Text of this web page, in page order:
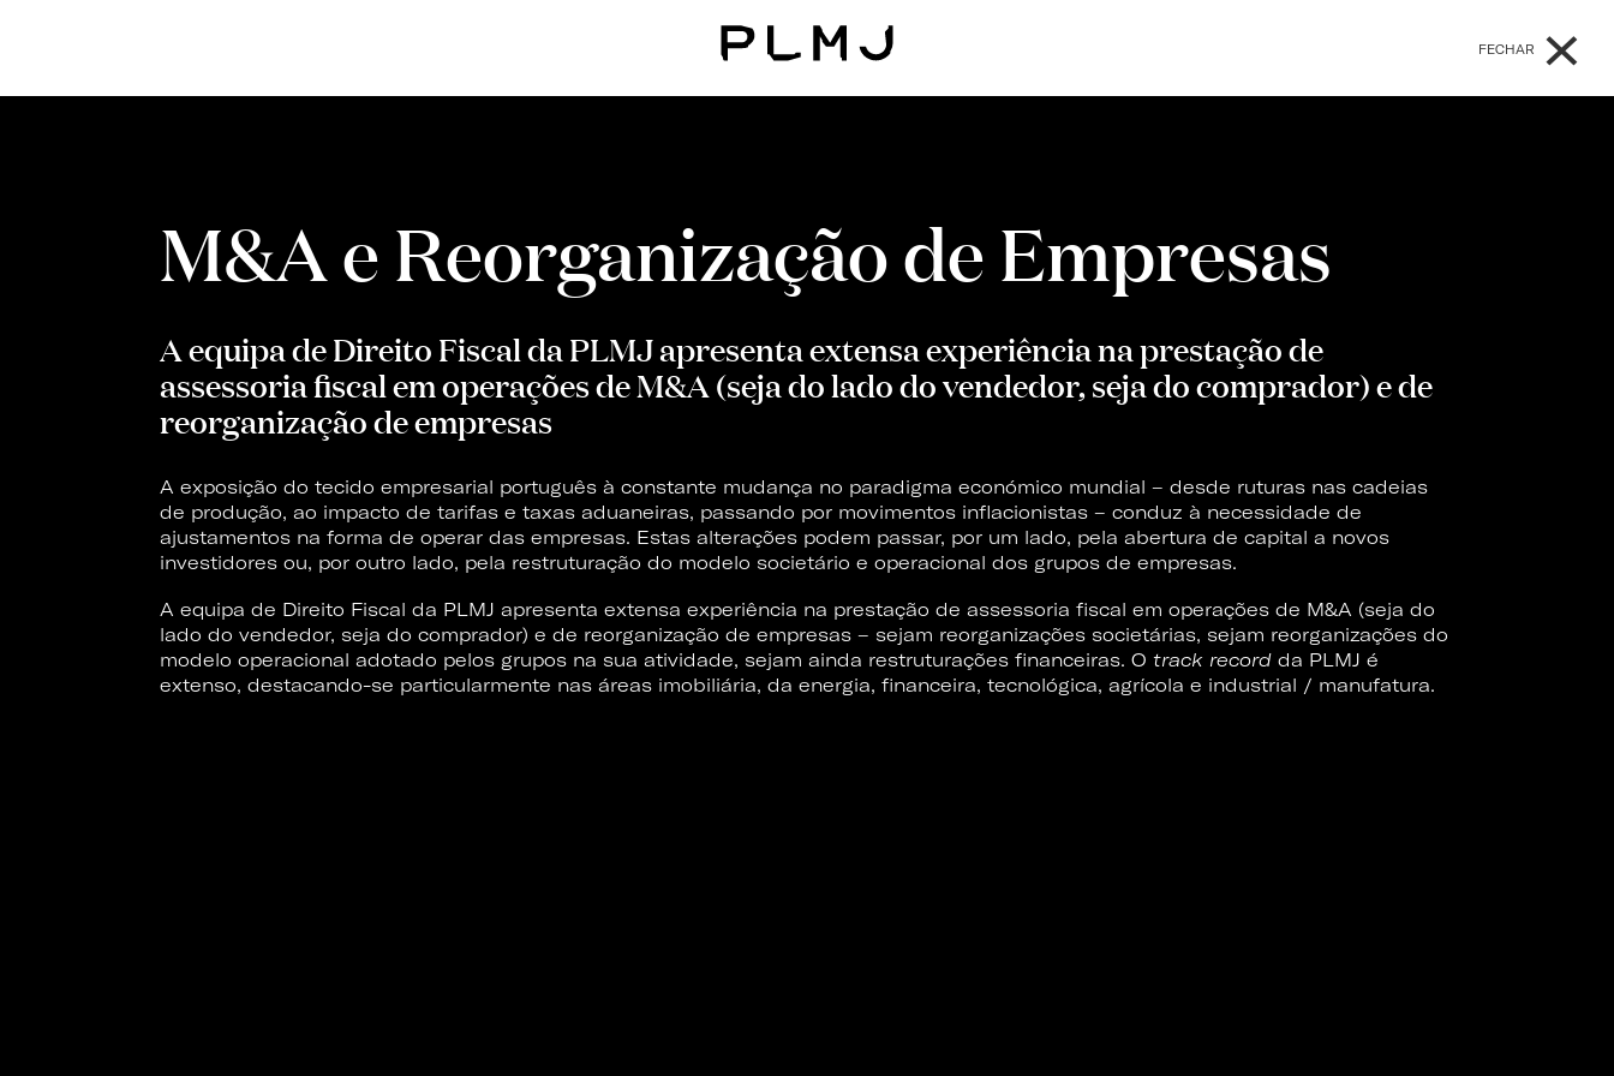
FECHAR ×
PLMJ
M&A e Reorganização de Empresas
A equipa de Direito Fiscal da PLMJ apresenta extensa experiência na prestação de
assessoria fiscal em operações de M&A (seja do lado do vendedor, seja do comprador) e de
reorganização de empresas
A exposição do tecido empresarial português à constante mudança no paradigma económico mundial – desde ruturas nas cadeias
de produção, ao impacto de tarifas e taxas aduaneiras, passando por movimentos inflacionistas – conduz à necessidade de
ajustamentos na forma de operar das empresas. Estas alterações podem passar, por um lado, pela abertura de capital a novos
investidores ou, por outro lado, pela restruturação do modelo societário e operacional dos grupos de empresas.
A equipa de Direito Fiscal da PLMJ apresenta extensa experiência na prestação de assessoria fiscal em operações de M&A (seja do
lado do vendedor, seja do comprador) e de reorganização de empresas – sejam reorganizações societárias, sejam reorganizações do
modelo operacional adotado pelos grupos na sua atividade, sejam ainda restruturações financeiras. O track record da PLMJ é
extenso, destacando-se particularmente nas áreas imobiliária, da energia, financeira, tecnológica, agrícola e industrial / manufatura.